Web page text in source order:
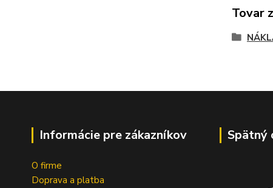
Tovar
Informácie pre zákazníkov
O firme
Doprava a platba
Spätný